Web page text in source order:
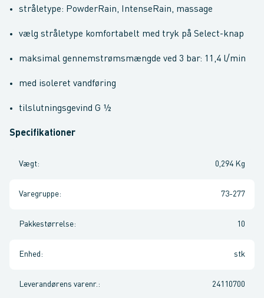
stråletype: PowderRain, IntenseRain, massage
vælg stråletype komfortabelt med tryk på Select-knap
maksimal gennemstrømsmængde ved 3 bar: 11,4 l/min
med isoleret vandføring
tilslutningsgevind G ½
Specifikationer
Vægt: 0,294 Kg
Varegruppe: 73-277
Pakkestørrelse: 10
Enhed : stk
Leverandørens varenr. : 24110700